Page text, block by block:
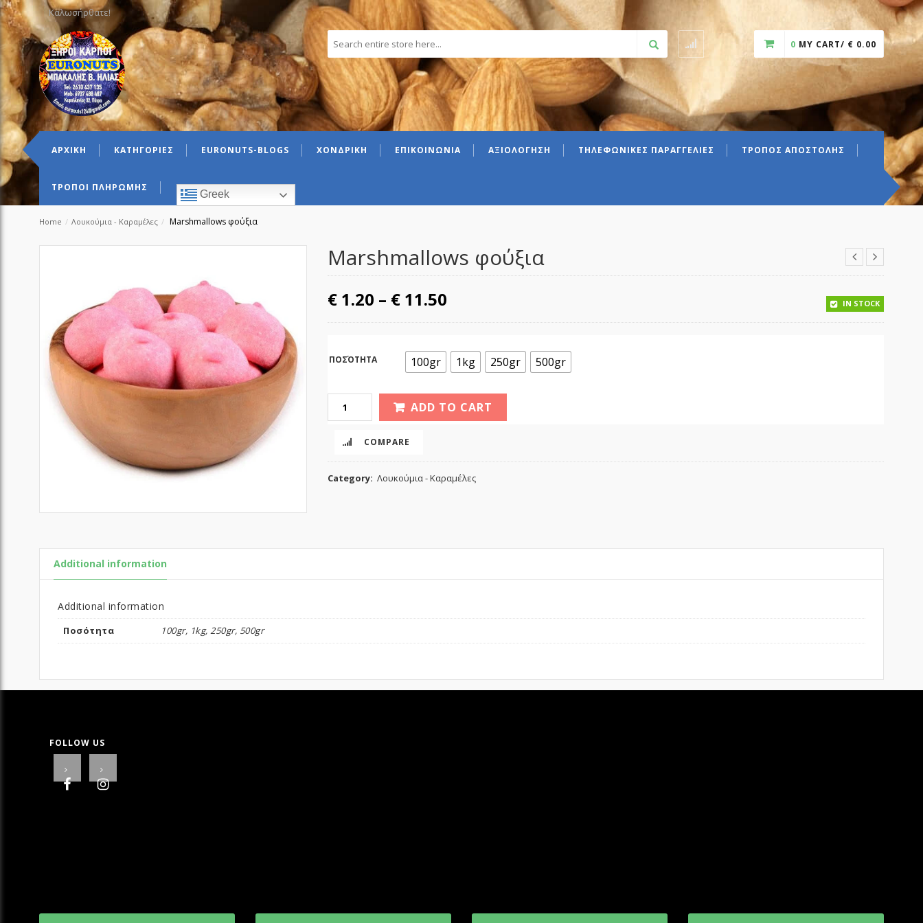
Καλωσήρθατε!
0 MY CART/ € 0.00
ΑΡΧΙΚΗ ΚΑΤΗΓΟΡΙΕΣ EURONUTS-BLOGS ΧΟΝΔΡΙΚΗ ΕΠΙΚΟΙΝΩΝΙΑ ΑΞΙΟΛΟΓΗΣΗ ΤΗΛΕΦΩΝΙΚΕΣ ΠΑΡΑΓΓΕΛΙΕΣ ΤΡΟΠΟΣ ΑΠΟΣΤΟΛΗΣ
ΤΡΟΠΟΙ ΠΛΗΡΩΜΗΣ
Greek
Home / Λουκούμια - Καραμέλες / Marshmallows φούξια
Marshmallows φούξια
€ 1.20 – € 11.50 IN STOCK
ΠΟΣΌΤΗΤΑ 100gr 1kg 250gr 500gr
ADD TO CART
COMPARE
Category: Λουκούμια - Καραμέλες
Additional information
Additional information
Ποσότητα 100gr, 1kg, 250gr, 500gr
FOLLOW US